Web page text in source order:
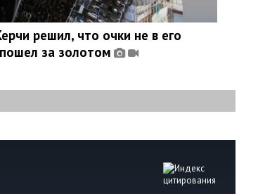
решил, что очки не в его
за золотом